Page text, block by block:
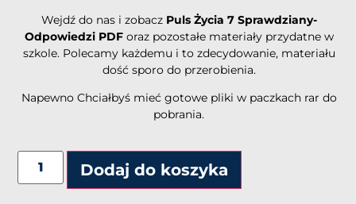
Wejdź do nas i zobaczPuls Życia 7 Sprawdziany-
Odpowiedzi PDF oraz pozostałe materiały przydatne w
szkole. Polecamy każdemu i to zdecydowanie, materiału
dość sporo do przerobienia.
Napewno Chciałbyś mieć gotowe pliki w paczkach rar do
pobrania.
Dodaj do koszyka